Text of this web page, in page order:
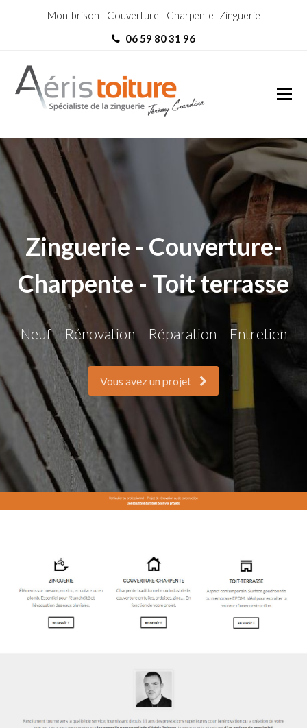
Montbrison - Couverture - Charpente- Zinguerie
06 59 80 31 96
Toit-Terrasse Cellieu
Zinguerie - Couverture-
Charpente - Toit terrasse
Neuf – Rénovation – Réparation – Entretien
Vous avez un projet